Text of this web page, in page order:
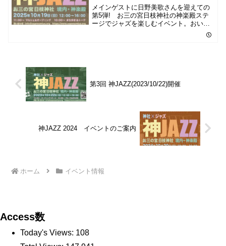
メインゲストに日野美歌さんを迎えての
第5弾! お三の宮日枝神社の神楽殿ステ
ージでジャズを楽しむイベント。おいし
いお酒もあります。10月19日（日）、お
三の宮日枝神社境内、神社前路上、およ
第3回 神JAZZ(2023/10/22)開催
神JAZZ 2024 イベントのご案内
ホーム イベント情報
Access数
Today's Views: 108